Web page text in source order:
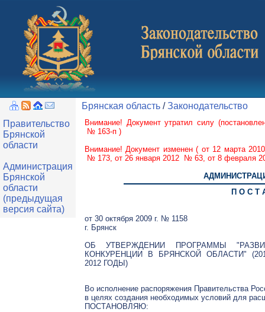
Правительство
Брянской
области
Администрация
Брянской
области
(предыдущая
версия сайта)
Брянская область /Законодательство
Внимание! Документ утратил силу (
№ 163-п )
Внимание! Документ изменен ( от 12 марта
№ 173, от 26 января 2012 № 63, от 8 февраля
П О С Т
от 30 октября 2009 г. № 1158
г. Брянск
ОБ УТВЕРЖДЕНИИ ПРОГРАММЫ
КОНКУРЕНЦИИ В БРЯНСКОЙ ОБЛАСТИ"
2012 ГОДЫ)
Во исполнение распоряжения Правительства
в целях создания необходимых условий для
ПОСТАНОВЛЯЮ: